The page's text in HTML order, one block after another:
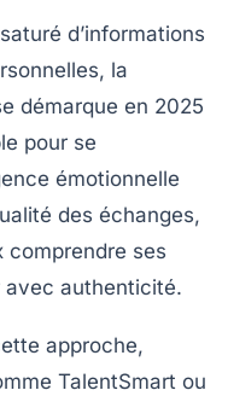
d’informations
la
démarque en 2025
pour se
émotionnelle
des échanges,
comprendre ses
avec authenticité.
approche,
TalentSmart ou